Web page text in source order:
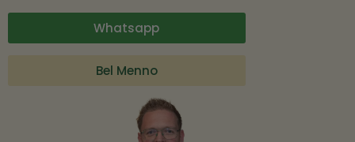
Whatsapp
Bel Menno